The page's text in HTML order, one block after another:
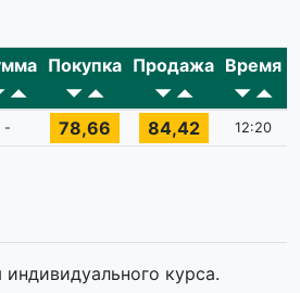
Покупка Продажа Время
- 78,66 84,42 12:20
курса.